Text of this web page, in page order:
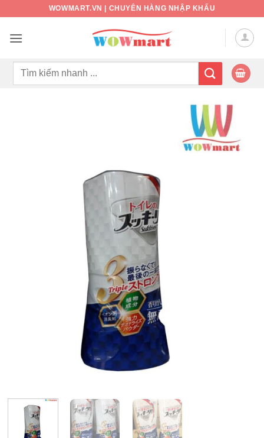
nội
WOWMART.VN | CHUYÊN HÀNG NHẬP KHẨU
Tìm